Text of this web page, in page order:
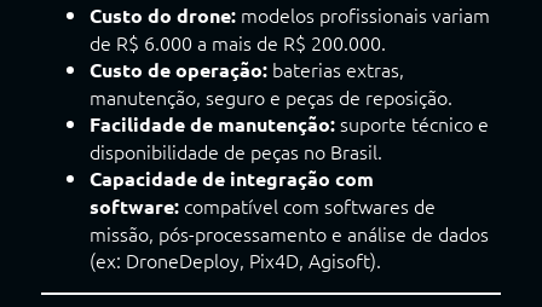
Custo do drone:modelos profissionais variam
de R$ 6.000 a mais de R$ 200.000.
Custo de operação:baterias extras,
manutenção, seguro e peças de reposição.
Facilidade de manutenção:suporte técnico e
disponibilidade de peças no Brasil.
Capacidade de integração com
software:compatível com softwares de
missão, pós-processamento e análise de dados
(ex: DroneDeploy, Pix4D, Agisoft).